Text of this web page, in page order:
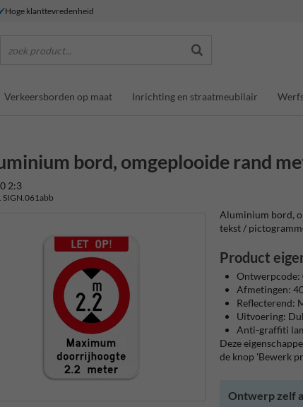
Hoge klanttevredenheid
zoek product...
Verkeersborden op maat Inrichting en straatmeubilair
bord, omgeplooide rand
2:3
SIGN.061abb
Aluminium bord,
tekst /
Product
Ontwerpcode:
Afmetingen:
Reflecterend:
Uitvoering:
Anti-graffiti
Deze
de knop 'Bewerk
Ontwerp zelf